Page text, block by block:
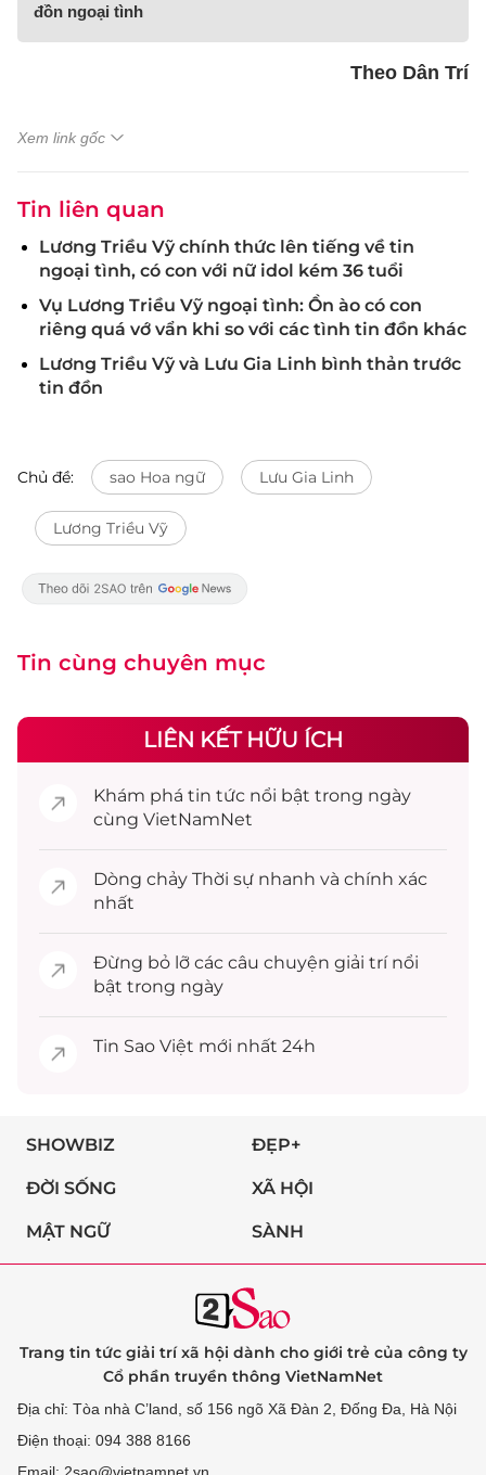
đồn ngoại tình
Theo Dân Trí
Xem link gốc
Tin liên quan
Lương Triều Vỹ chính thức lên tiếng về tin
ngoại tình, có con với nữ idol kém 36 tuổi
Vụ Lương Triều Vỹ ngoại tình: Ồn ào có con
riêng quá vớ vẩn khi so với các tình tin đồn khác
Lương Triều Vỹ và Lưu Gia Linh bình thản trước
tin đồn
Chủ đề: sao Hoa ngữ Lưu Gia Linh
Lương Triều Vỹ
Tin cùng chuyên mục
LIÊN KẾT HỮU ÍCH
Khám phá tin tức nổi bật trong ngày
cùng VietNamNet
Dòng chảy Thời sự nhanh và chính xác
nhất
Đừng bỏ lỡ các câu chuyện giải trínổi
bật trong ngày
Tin Sao Việt mới nhất 24h
SHOWBIZ ĐẸP+
ĐỜI SỐNG XÃ HỘI
MẬT NGỮ SÀNH
Trang tin tức giải trí xã hội dành cho giới trẻ của công ty
Cổ phần truyền thông VietNamNet
Địa chỉ: Tòa nhà C’land, số 156 ngõ Xã Đàn 2, Đống Đa, Hà Nội
Điện thoại: 094 388 8166